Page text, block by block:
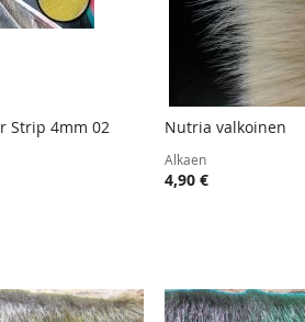
VERTAILUUN
Strip 4mm 02
Nutria valkoinen
Alkaen
4,90 €